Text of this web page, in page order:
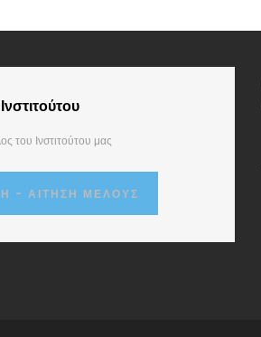
του Ινστιτούτου μας
- ΑΊΤΗΣΗ ΜΈΛΟΥΣ